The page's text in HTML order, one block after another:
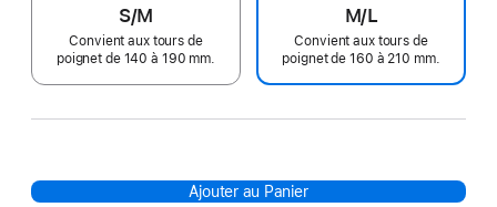
S/M
Convient aux tours de
poignet de 140 à 190 mm.
M/L
Convient aux tours de
poignet de 160 à 210 mm.
Ajouter au Panier